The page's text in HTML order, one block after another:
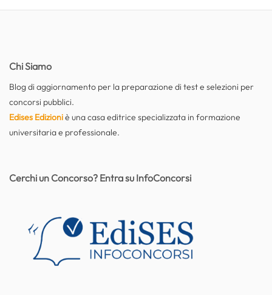
Chi Siamo
Blog di aggiornamento per la preparazione di test e selezioni per
concorsi pubblici.
Edises Edizioniè una casa editrice specializzata in formazione
universitaria e professionale.
Cerchi un Concorso? Entra su InfoConcorsi